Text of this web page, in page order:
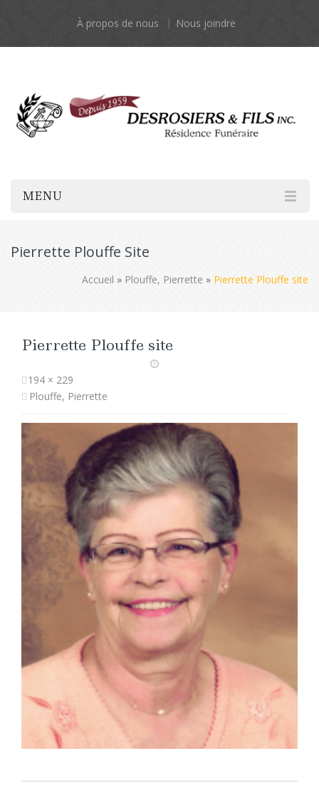
À propos de nous Nous joindre
MENU
Pierrette Plouffe Site
Accueil » Plouffe, Pierrette » Pierrette Plouffe site
Pierrette Plouffe site
194 × 229
Plouffe, Pierrette